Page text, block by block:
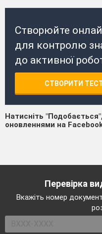
Створюйте
для контролю
до активної
СТВОРИТИ
Натисніть
оновленнями на
Перевірка
Вкажіть номер